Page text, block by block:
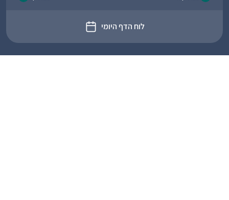
לוח הדף היומי